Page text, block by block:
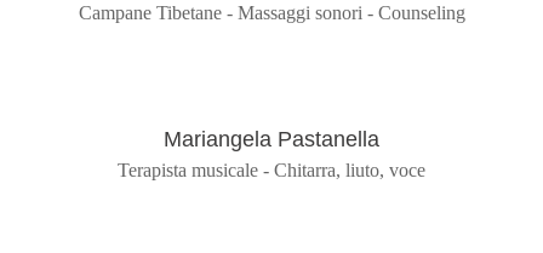
Campane Tibetane - Massaggi sonori - Counseling
Mariangela Pastanella
Terapista musicale - Chitarra, liuto, voce